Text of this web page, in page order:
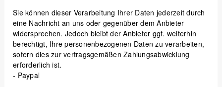
Sie können dieser Verarbeitung Ihrer Daten jederzeit durch
eine Nachricht an uns oder gegenüber dem Anbieter
widersprechen. Jedoch bleibt der Anbieter ggf. weiterhin
berechtigt, Ihre personenbezogenen Daten zu verarbeiten,
sofern dies zur vertragsgemäßen Zahlungsabwicklung
erforderlich ist.
- Paypal